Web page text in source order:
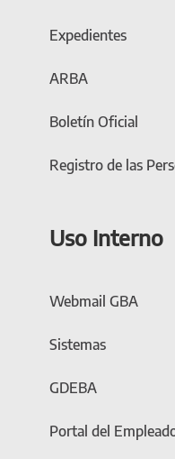
Expedientes
ARBA
Boletín Oficial
Registro de las
Uso Interno
Webmail GBA
Sistemas
GDEBA
Portal del